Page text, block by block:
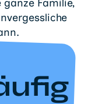
Familie,